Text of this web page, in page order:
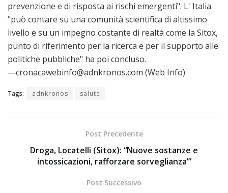
prevenzione e di risposta ai rischi emergenti". L' Italia
"può contare su una comunità scientifica di altissimo
livello e su un impegno costante di realtà come la Sitox,
punto di riferimento per la ricerca e per il supporto alle
politiche pubbliche" ha poi concluso.
—cronacawebinfo@adnkronos.com (Web Info)
Tags: adnkronos salute
Post Precedente
Droga, Locatelli (Sitox): “Nuove sostanze e
intossicazioni, rafforzare sorveglianza’”
Post Successivo